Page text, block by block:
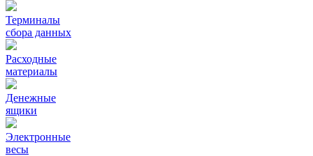
Терминалы
сбора данных
Расходные
материалы
Денежные
ящики
Электронные
весы